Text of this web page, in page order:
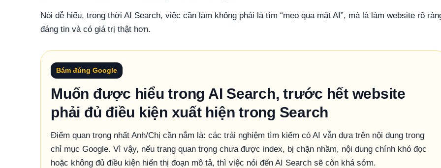
Nói dễ hiểu, trong thời AI Search, việc cần làm không phải là tìm “mẹo qua mặt AI”, mà là làm website rõ
đáng tin và có giá trị thật hơn.
Bám đúng Google
Muốn được hiểu trong AI Search, trước hết website
phải đủ điều kiện xuất hiện trong Search
Điểm quan trọng nhất Anh/Chị cần nắm là: các trải nghiệm tìm kiếm có AI vẫn dựa trên nội dung trong
chỉ mục Google. Vì vậy, nếu trang quan trọng chưa được index, bị chặn nhầm, nội dung chính khó đọc
hoặc không đủ điều kiện hiển thị đoạn mô tả, thì việc nói đến AI Search sẽ còn khá sớm.